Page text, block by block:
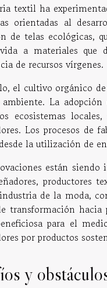
textil ha
orientadas al
de telas ecológicas,
a materiales
de recursos vírgenes.
el cultivo orgánico
La
ecosistemas
Los procesos de
la utilización de
están
productores
de la moda,
transformación hacia
para el
por productos
y